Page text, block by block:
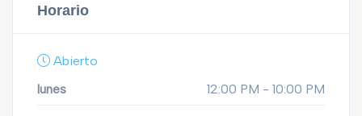
Horario
Abierto
lunes
12:00 PM - 10:00 PM